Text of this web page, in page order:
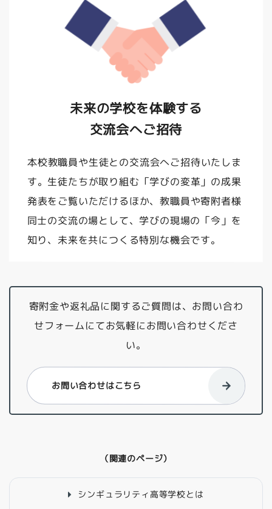
未来の学校を体験する
交流会へご招待
本校教職員や生徒との交流会へご招待いたしま
す。生徒たちが取り組む「学びの変革」の成果
発表をご覧いただけるほか、教職員や寄附者様
同士の交流の場として、学びの現場の「今」を
知り、未来を共につくる特別な機会です。
寄附金や返礼品に関するご質問は、お問い合わ
せフォームにてお気軽にお問い合わせくださ
い。
お問い合わせはこちら
（関連のページ）
シンギュラリティ高等学校とは